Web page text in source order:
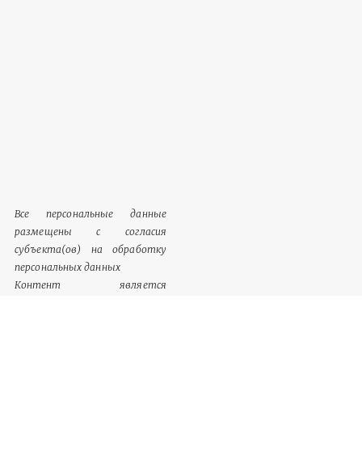
Все персональные данные
размещены с согласия
субъекта(ов) на обработку
персональных данных
Контент является